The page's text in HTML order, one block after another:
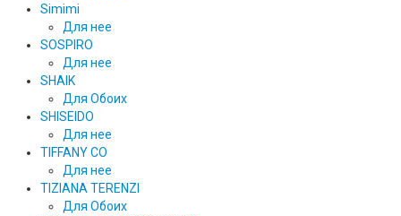
Simimi
Для нее
SOSPIRO
Для нее
SHAIK
Для Обоих
SHISEIDO
Для нее
TIFFANY CO
Для нее
TIZIANA TERENZI
Для Обоих